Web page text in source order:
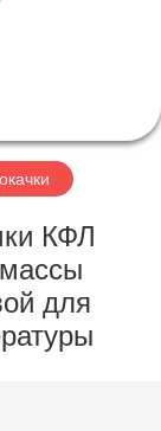
КФЛ
для